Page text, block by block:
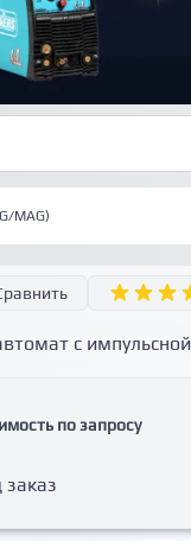
MAG)
с
по запросу
заказ